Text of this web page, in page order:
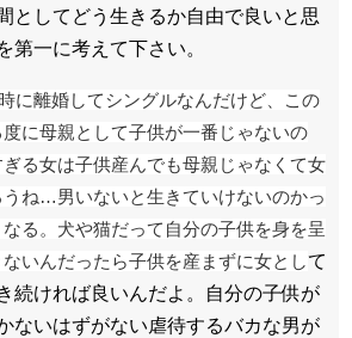
としてどう生きるか自由で良いと思
第一に考えて下さい。
に離婚してシングルなんだけど、この
に母親として子供が一番じゃないの
る女は子供産んでも母親じゃなくて女
ね…男いないと生きていけないのか️っ
る。犬や猫だって自分の子供を身を呈
いんだったら子供を産まずに女として
続ければ良いんだよ。自分の子供が
ないはずがない️虐待するバカな男が